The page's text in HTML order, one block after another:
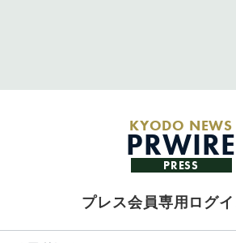
KYODO NEWS
PRWIRE
PRESS
プレス会員専用ログ